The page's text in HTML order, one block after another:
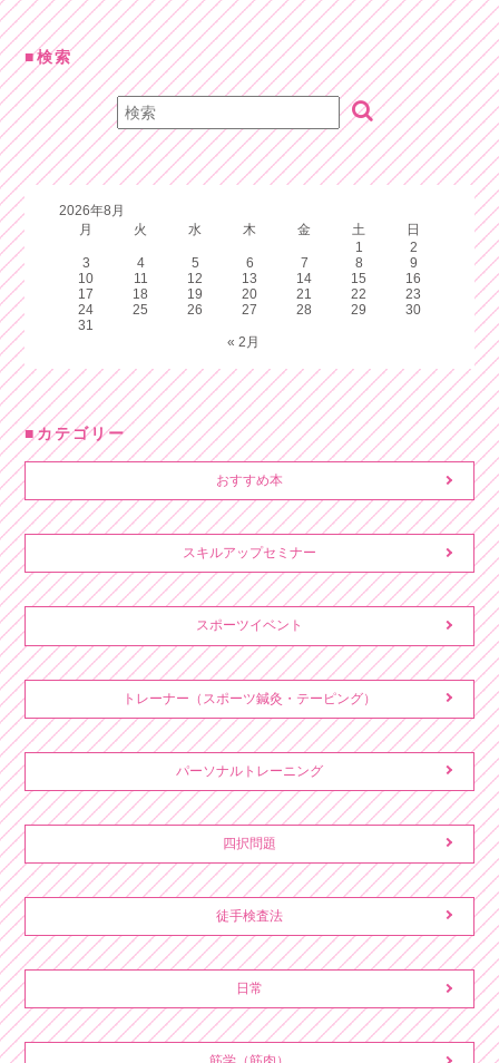
検索
2026年8月
月
火 水 木 金 土
日
1
2
3
4 5 6 7 8
9
10
11 12 13 14 15
16
17
18 19 20 21 22
23
24
25 26 27 28 29
30
31
« 2月
カテゴリー
おすすめ本
スキルアップセミナー
スポーツイベント
トレーナー（スポーツ鍼灸・テーピング）
パーソナルトレーニング
四択問題
徒手検査法
日常